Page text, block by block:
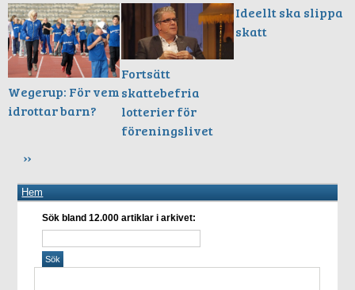
Wegerup: För vem
idrottar barn?
Fortsätt
skattebefria
lotterier för
föreningslivet
Ideellt ska slippa
skatt
››
Hem
Sök bland 12.000 artiklar i arkivet: